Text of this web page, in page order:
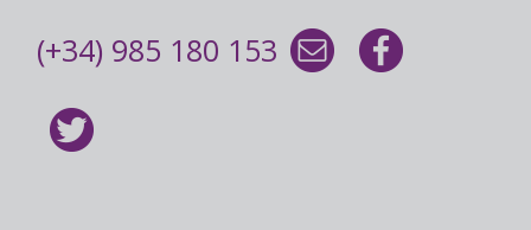
(+34) 985 180 153